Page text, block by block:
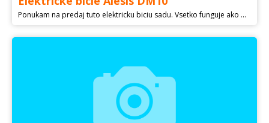
Ponukam na predaj tuto elektricku biciu sadu. Vsetko funguje ako ma. Moznost nahravat priamo cez DAW. Moznost vyskusat.